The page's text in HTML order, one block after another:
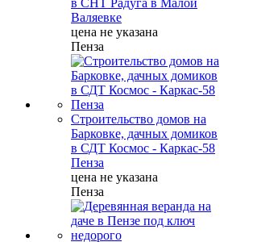
в СНТ Радуга в Малой
Валяевке
цена не указана
Пенза
Строительство домов на
Барковке, дачных домиков
в СДТ Космос - Каркас-58
Пенза
цена не указана
Пенза